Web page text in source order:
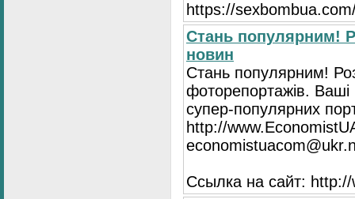
https://
Стань популярним!
новин
Стань популярним!
фоторепортажів. Ваші
супер-популярних
http://
Ссылка на сайт: